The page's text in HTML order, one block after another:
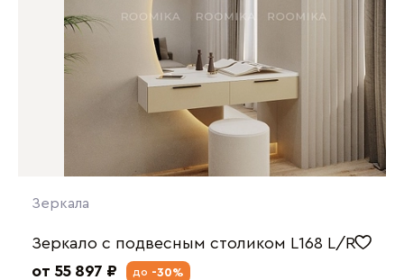
Зеркала
Зеркало с подвесным столиком L168 L/R
от 55 897 ₽
до -30%